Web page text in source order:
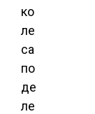
ко
ле
са
по
де
ле